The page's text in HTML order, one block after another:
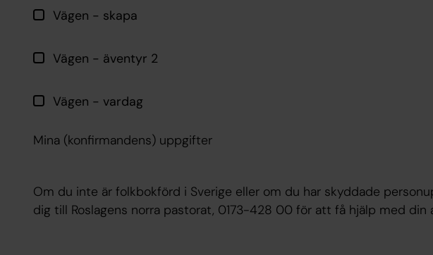
Vägen - skapa
Vägen - äventyr 2
Vägen - vardag
Mina (konfirmandens) uppgifter
Om du inte är folkbokförd i Sverige eller om du har skyddade
dig till Roslagens norra pastorat, 0173-428 00 för att få hjälp med din